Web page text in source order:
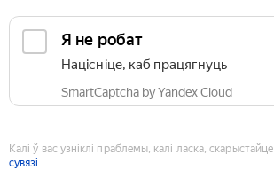
Я не робат
Націсніце, каб працягнуць
SmartCaptcha by Yandex Cloud
Калі ў вас узніклі праблемы, калі ласка, скарыстайце
сувязі